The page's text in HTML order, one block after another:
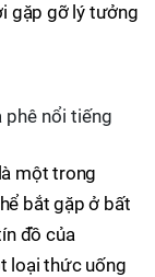
gặp gỡ lý tưởng
nổi tiếng
một trong
bắt gặp ở bất
đồ của
loại thức uống